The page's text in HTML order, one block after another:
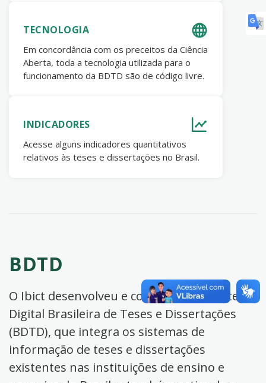
TECNOLOGIA
Em concordância com os preceitos da Ciência
Aberta, toda a tecnologia utilizada para o
funcionamento da BDTD são de código livre.
INDICADORES
Acesse alguns indicadores quantitativos
relativos às teses e dissertações no Brasil.
BDTD
O Ibict desenvolveu e coordena a Biblioteca
Digital Brasileira de Teses e Dissertações
(BDTD), que integra os sistemas de
informação de teses e dissertações
existentes nas instituições de ensino e